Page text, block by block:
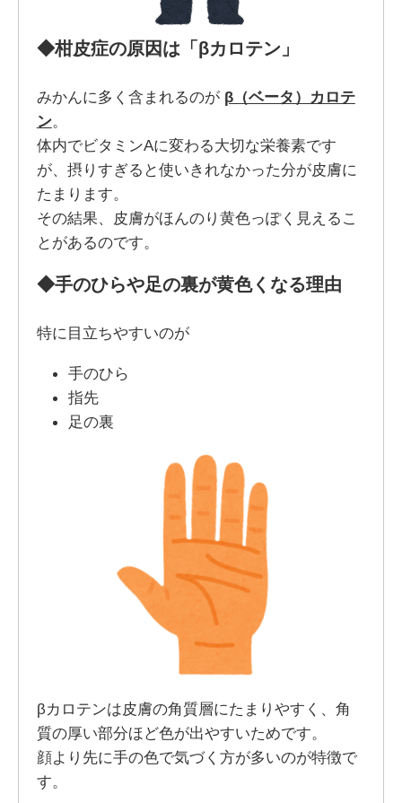
◆柑皮症の原因は「βカロテン」
みかんに多く含まれるのが β（ベータ）カロテ
ン。
体内でビタミンAに変わる大切な栄養素です
が、摂りすぎると使いきれなかった分が皮膚に
たまります。
その結果、皮膚がほんのり黄色っぽく見えるこ
とがあるのです。
◆手のひらや足の裏が黄色くなる理由
特に目立ちやすいのが
手のひら
指先
足の裏
βカロテンは皮膚の角質層にたまりやすく、角
質の厚い部分ほど色が出やすいためです。
顔より先に手の色で気づく方が多いのが特徴で
す。